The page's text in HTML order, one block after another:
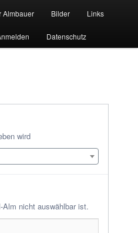
Almbauer Bilder Links
Datenschutz
wird
nicht auswählbar ist.